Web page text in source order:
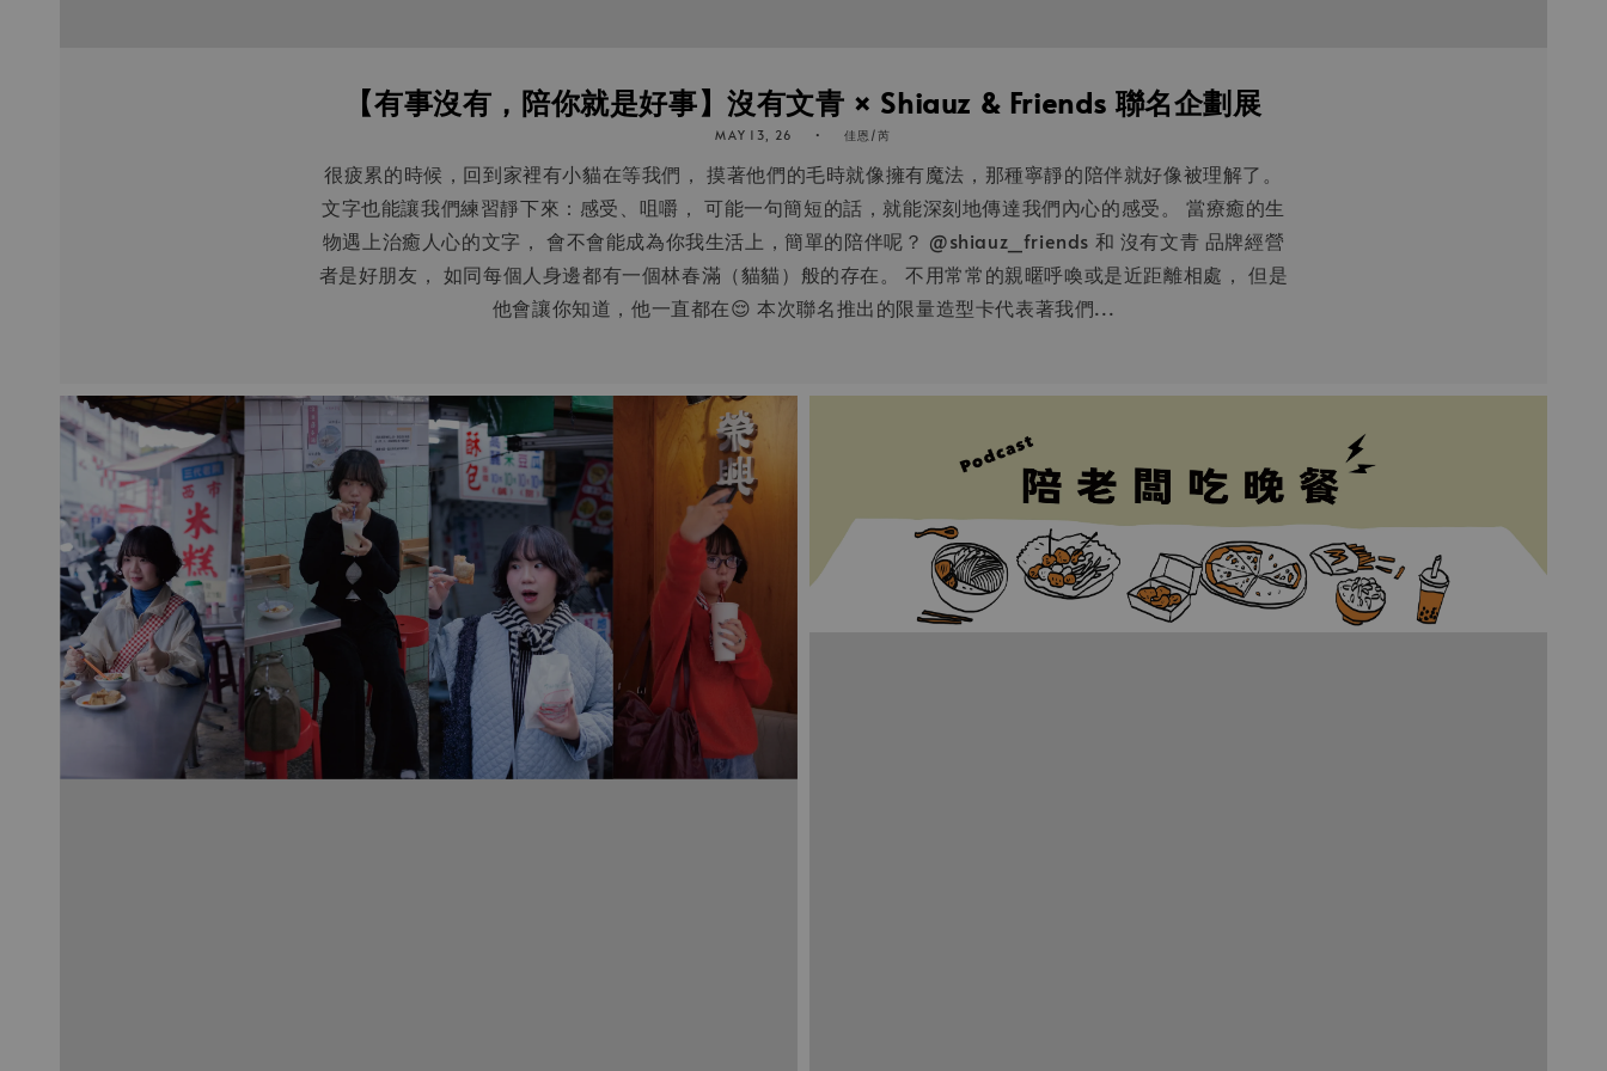
【有事沒有，陪你就是好事】沒有文青 × Shiauz & Friends 聯名企劃展
MAY 13, 26 佳恩/芮
很疲累的時候，回到家裡有小貓在等我們， 摸著他們的毛時就像擁有魔法，那種寧靜的陪伴就好像被理解了。
文字也能讓我們練習靜下來：感受、咀嚼， 可能一句簡短的話，就能深刻地傳達我們內心的感受。 當療癒的生
物遇上治癒人心的文字， 會不會能成為你我生活上，簡單的陪伴呢？ @shiauz_friends 和 沒有文青 品牌經營
者是好朋友， 如同每個人身邊都有一個林春滿（貓貓）般的存在。 不用常常的親暱呼喚或是近距離相處， 但是
他會讓你知道，他一直都在😌 本次聯名推出的限量造型卡代表著我們...